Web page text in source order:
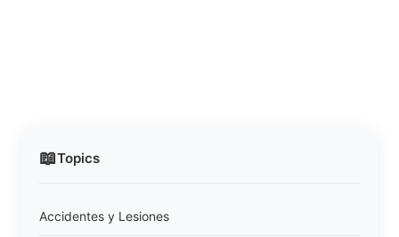
📖Topics
Accidentes y Lesiones